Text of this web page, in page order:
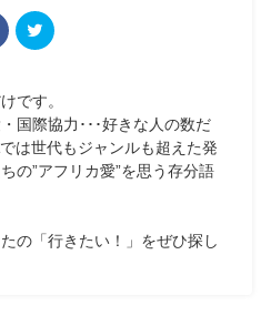
です。
国際協力･･･好きな人の数だ
は世代もジャンルも超えた発
の”アフリカ愛”を思う存分語
の「行きたい！」をぜひ探し